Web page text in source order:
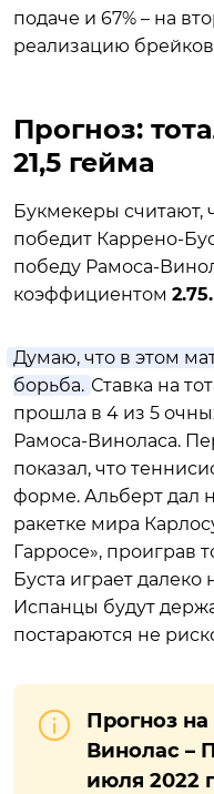
подаче и 67% – на
реализацию брейков
Прогноз:
21,5 гейма
Букмекеры считают,
победит Каррено-
победу Рамоса-
коэффициентом 2.75.
Думаю, что в этом
борьба. Ставка на
прошла в 4 из 5
Рамоса-Виноласа.
показал, что
форме. Альберт дал
ракетке мира
Гарросе», проиграв
Буста играет далеко
Испанцы будут
постараются не
Прогноз
Винолас –
июля 2022